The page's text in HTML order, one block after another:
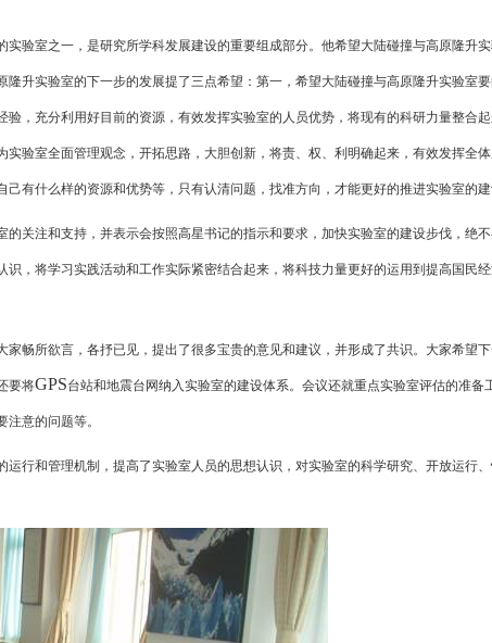
验室之一，是研究所学科发展建设的重要组成部分。他希望大陆碰撞与高原隆升
升实验室的下一步的发展提了三点希望：第一，希望大陆碰撞与高原隆升实验室
，充分利用好目前的资源，有效发挥实验室的人员优势，将现有的科研力量整合
验室全面管理观念，开拓思路，大胆创新，将责、权、利明确起来，有效发挥全
有什么样的资源和优势等，只有认清问题，找准方向，才能更好的推进实验室的建
关注和支持，并表示会按照高星书记的指示和要求，加快实验室的建设步伐，绝
，将学习实践活动和工作实际紧密结合起来，将科技力量更好的运用到提高国民
畅所欲言，各抒已见，提出了很多宝贵的意见和建议，并形成了共识。大家希望
要将GPS台站和地震台网纳入实验室的建设体系。会议还就重点实验室评估的准备
意的问题等。
行和管理机制，提高了实验室人员的思想认识，对实验室的科学研究、开放运行